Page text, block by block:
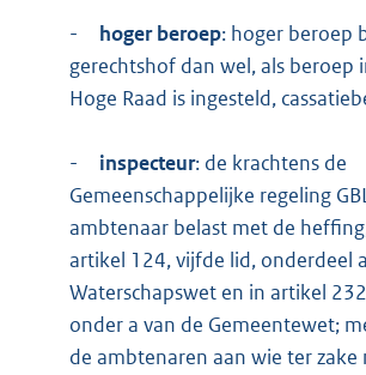
- hoger beroep: hoger beroep
gerechtshof dan wel, als beroep
Hoge Raad is ingesteld,
- inspecteur: de krachtens de
Gemeenschappelijke regeling
ambtenaar belast met de
artikel 124, vijfde lid, onderdeel
Waterschapswet en in artikel
onder a van de Gemeentewet;
de ambtenaren aan wie ter zake